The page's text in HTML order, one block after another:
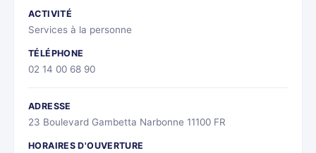
ACTIVITÉ
Services à la personne
TÉLÉPHONE
02 14 00 68 90
ADRESSE
23 Boulevard Gambetta Narbonne 11100 FR
HORAIRES D'OUVERTURE